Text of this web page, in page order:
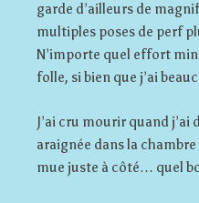
garde d’ailleurs de
multiples poses de perf
N’importe quel effort
folle, si bien que j’ai
J’ai cru mourir quand j’ai
araignée dans la
mue juste à côté… quel